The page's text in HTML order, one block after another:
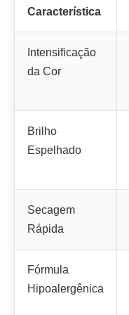
Característica
Intensificação
da Cor
Brilho
Espelhado
Secagem
Rápida
Fórmula
Hipoalergênica